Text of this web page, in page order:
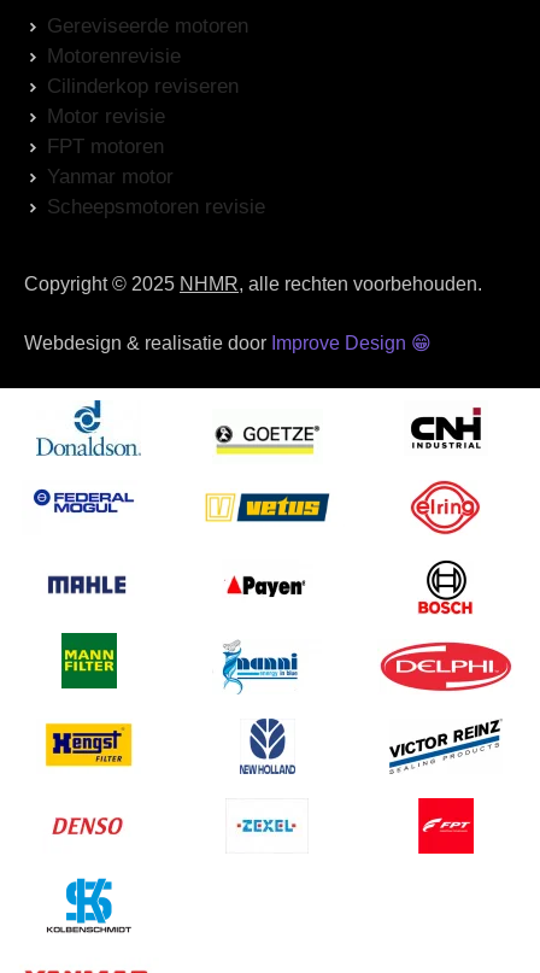
Gereviseerde motoren
Motorenrevisie
Cilinderkop reviseren
Motor revisie
FPT motoren
Yanmar motor
Scheepsmotoren revisie
Copyright © 2025 NHMR, alle rechten voorbehouden.
Webdesign & realisatie door Improve Design 😁